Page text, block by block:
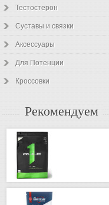
Тестостерон
Суставы и связки
Аксессуары
Для Потенции
Кроссовки
Рекомендуем